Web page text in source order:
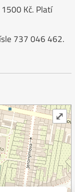
Kč. Platí
737 046 462.
⤢